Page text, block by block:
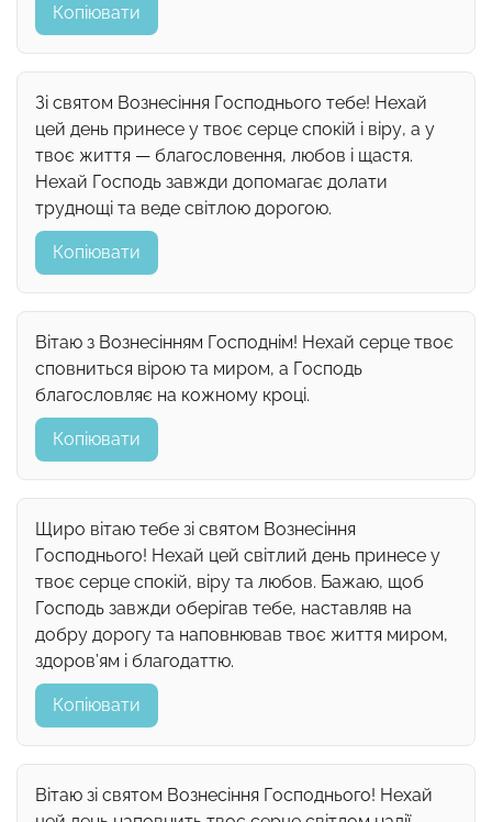
Копіювати
Зі святом Вознесіння Господнього тебе! Нехай
цей день принесе у твоє серце спокій і віру, а у
твоє життя — благословення, любов і щастя.
Нехай Господь завжди допомагає долати
труднощі та веде світлою дорогою.
Копіювати
Вітаю з Вознесінням Господнім! Нехай серце твоє
сповниться вірою та миром, а Господь
благословляє на кожному кроці.
Копіювати
Щиро вітаю тебе зі святом Вознесіння
Господнього! Нехай цей світлий день принесе у
твоє серце спокій, віру та любов. Бажаю, щоб
Господь завжди оберігав тебе, наставляв на
добру дорогу та наповнював твоє життя миром,
здоров’ям і благодаттю.
Копіювати
Вітаю зі святом Вознесіння Господнього! Нехай